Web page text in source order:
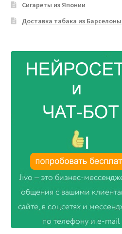
Сигареты из Японии
Доставка табака из Барселоны